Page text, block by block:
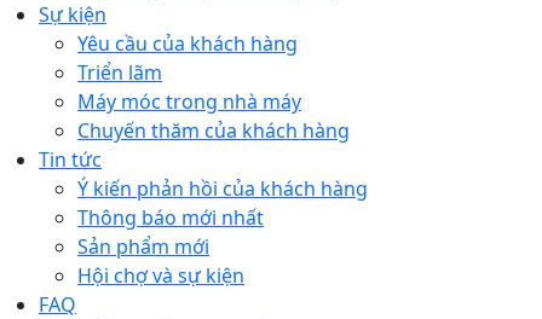
Sự kiện
Yêu cầu của khách hàng
Triển lãm
Máy móc trong nhà máy
Chuyến thăm của khách hàng
Tin tức
Ý kiến phản hồi của khách hàng
Thông báo mới nhất
Sản phẩm mới
Hội chợ và sự kiện
FAQ